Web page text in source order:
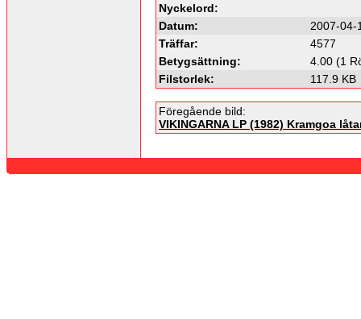
Nyckelord:
Datum:
2007-04-
Träffar:
4577
Betygsättning:
4.00 (1
Filstorlek:
117.9 KB
Föregående bild:
VIKINGARNA LP (1982) Kramgoa